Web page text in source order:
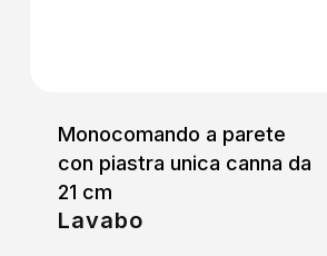
Monocomando a parete
con piastra unica canna da
21 cm
Lavabo